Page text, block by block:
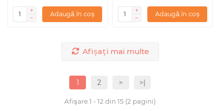
Adaugă în coș Adaugă în coș
Afișați mai multe
1 2 > >|
Afişare 1 - 12 din 15 (2 pagini)